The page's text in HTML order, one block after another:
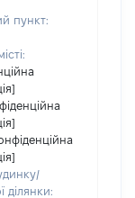
пункт:
ділянки: